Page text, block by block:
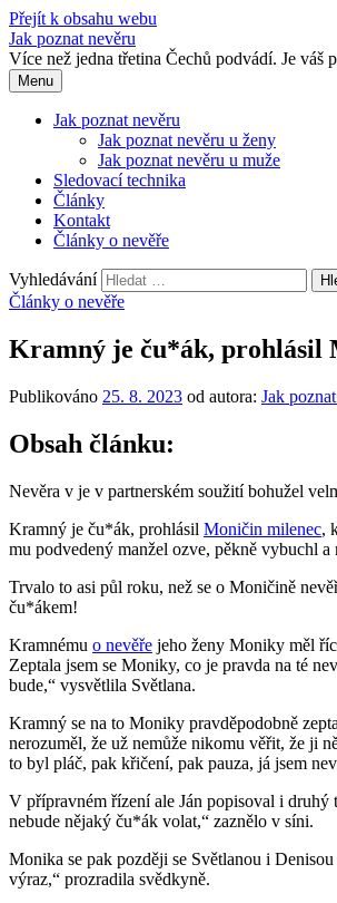
Přejít k obsahu webu
Jak poznat nevěru
Více než jedna třetina Čechů podvádí. Je
Menu
Jak poznat nevěru
Jak poznat nevěru u ženy
Jak poznat nevěru u muže
Sledovací technika
Články
Kontakt
Články o nevěře
Vyhledávání
Články o nevěře
Kramný je ču*ák, prohlásil
Publikováno 25. 8. 2023 od autora: Jak
Obsah článku:
Nevěra v je v partnerském soužití bohužel
Kramný je ču*ák, prohlásil Moničin milenec,
mu podvedený manžel ozve, pěkně vybuchl
Trvalo to asi půl roku, než se o Moničině
ču*ákem!
Kramnému o nevěře jeho ženy Moniky měl
Zeptala jsem se Moniky, co je pravda na té
bude,“ vysvětlila Světlana.
Kramný se na to Moniky pravděpodobně
nerozuměl, že už nemůže nikomu věřit, že ji
to byl pláč, pak křičení, pak pauza, já jsem
V přípravném řízení ale Ján popisoval i
nebude nějaký ču*ák volat,“ zaznělo v síni.
Monika se pak později se Světlanou i
výraz,“ prozradila svědkyně.